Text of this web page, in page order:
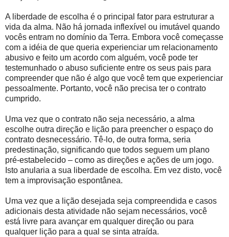
A liberdade de escolha é o principal fator para estruturar a
vida da alma. Não há jornada inflexível ou imutável quando
vocês entram no domínio da Terra. Embora você começasse
com a idéia de que queria experienciar um relacionamento
abusivo e feito um acordo com alguém, você pode ter
testemunhado o abuso suficiente entre os seus pais para
compreender que não é algo que você tem que experienciar
pessoalmente. Portanto, você não precisa ter o contrato
cumprido.
Uma vez que o contrato não seja necessário, a alma
escolhe outra direção e lição para preencher o espaço do
contrato desnecessário. Tê-lo, de outra forma, seria
predestinação, significando que todos seguem um plano
pré-estabelecido – como as direções e ações de um jogo.
Isto anularia a sua liberdade de escolha. Em vez disto, você
tem a improvisação espontânea.
Uma vez que a lição desejada seja compreendida e casos
adicionais desta atividade não sejam necessários, você
está livre para avançar em qualquer direção ou para
qualquer lição para a qual se sinta atraída.